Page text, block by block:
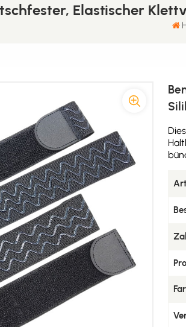
Elastischer